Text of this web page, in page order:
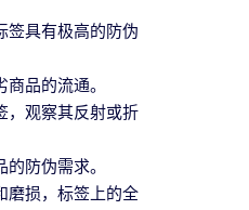
签具有极高的防伪
品的流通。
，观察其反射或折
防伪需求。
磨损，标签上的全